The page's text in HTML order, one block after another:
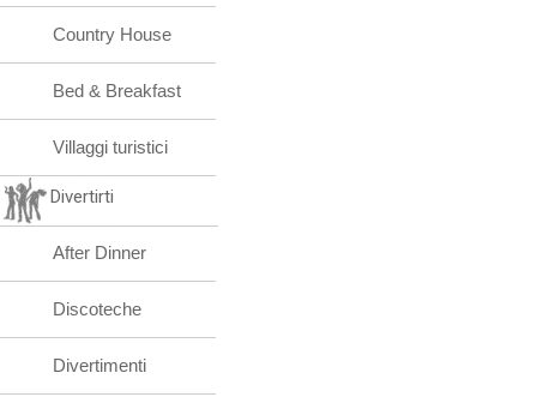
Country House
Bed & Breakfast
Villaggi turistici
Divertirti
After Dinner
Discoteche
Divertimenti